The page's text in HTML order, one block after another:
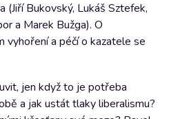
Bukovský, Lukáš Sztefek,
a Marek Bužga). O
vyhoření a péčí o kazatele se
jen když to je potřeba
a jak ustát tlaky liberalismu?